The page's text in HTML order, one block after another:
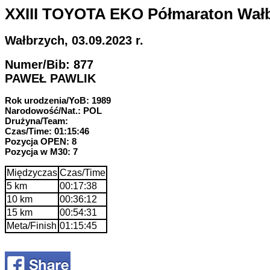
XXIII TOYOTA EKO Półmaraton
Wałbrzych, 03.09.2023 r.
Numer/Bib: 877
PAWEŁ PAWLIK
Rok urodzenia/YoB: 1989
Narodowość/Nat.: POL
Drużyna/Team:
Czas/Time: 01:15:46
Pozycja OPEN: 8
Pozycja w M30: 7
Międzyczas Czas/Time
5 km
00:17:38
10 km
00:36:12
15 km
00:54:31
Meta/Finish 01:15:45